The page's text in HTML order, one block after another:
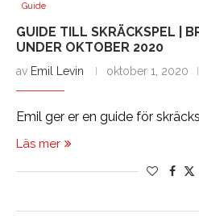
Guide
GUIDE TILL SKRÄCKSPEL |
UNDER OKTOBER 2020
av Emil Levin oktober 1, 2020
Emil ger er en guide för
Läs mer